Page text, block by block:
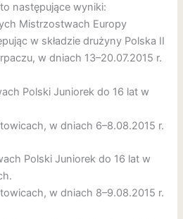
następujące wyniki:
Mistrzostwach Europy
w składzie drużyny Polska II
w dniach 13–20.07.2015 r.
Polski Juniorek do 16 lat w
w dniach 6–8.08.2015 r.
Polski Juniorek do 16 lat w
w dniach 8–9.08.2015 r.